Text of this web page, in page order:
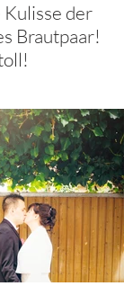
der
Brautpaar!